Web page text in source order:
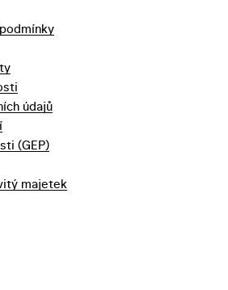
údajů
(GEP)
majetek